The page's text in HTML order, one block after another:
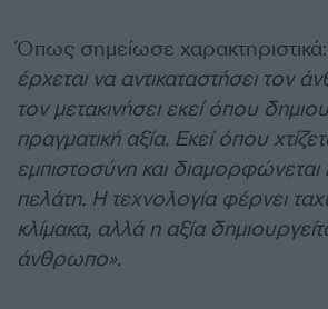
Όπως σημείωσε χαρακτηριστικά:
έρχεται να αντικαταστήσει τον
τον μετακινήσει εκεί όπου
πραγματική αξία. Εκεί όπου
εμπιστοσύνη και
πελάτη. Η τεχνολογία φέρνει
κλίμακα, αλλά η αξία
άνθρωπο».